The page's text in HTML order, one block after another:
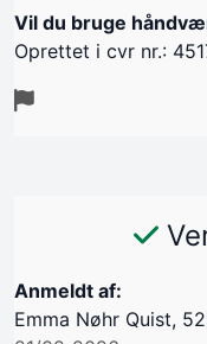
Vil du bruge
Oprettet i cvr nr.:
Anmeldt af:
Emma Nøhr Quist,